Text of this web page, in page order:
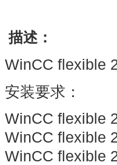
描述：
WinCC flexible
安装要求：
WinCC flexible
WinCC flexible
WinCC flexible